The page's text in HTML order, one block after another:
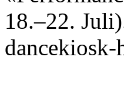
18.–22.
dancekiosk-